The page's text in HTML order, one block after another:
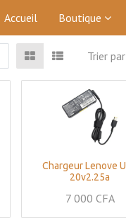
Accueil Boutique
Trier par
Chargeur Lenove
20v2.25a
7 000 CFA